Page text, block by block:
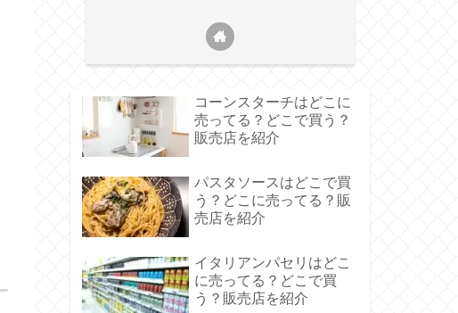
コーンスターチはどこに
売ってる？どこで買う？
販売店を紹介
パスタソースはどこで買
う？どこに売ってる？販
売店を紹介
イタリアンパセリはどこ
に売ってる？どこで買
う？販売店を紹介